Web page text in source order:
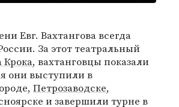
Евг. Вахтангова всегда
За этот театральный
, вахтанговцы показали
они выступили в
Петрозаводске,
и завершили турне в